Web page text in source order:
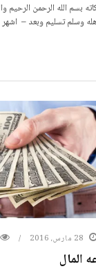
بسم الله الرحمن الرحيم
وسلم تسليم وبعد – اشهر
28 مارس، 2016
المال